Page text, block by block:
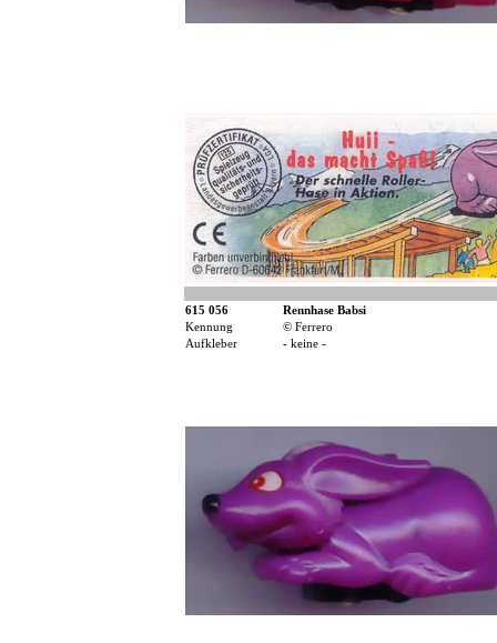
615 056
Rennhase Babsi
Kennung
© Ferrero
Aufkleber
- keine -